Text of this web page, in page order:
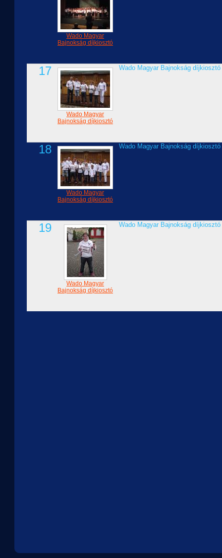
Wado Magyar
Bajnokság díjkiosztó
17
Wado Magyar
Bajnokság díjkiosztó
Wado Magyar Bajnokság díjkiosztó
18
Wado Magyar
Bajnokság díjkiosztó
Wado Magyar Bajnokság díjkiosztó
19
Wado Magyar
Bajnokság díjkiosztó
Wado Magyar Bajnokság díjkiosztó